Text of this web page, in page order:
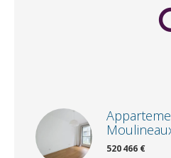
520 466 €